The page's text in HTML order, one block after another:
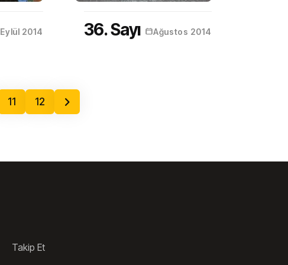
Eylül 2014 36. Sayı Ağustos 2014
11 12
Takip Et